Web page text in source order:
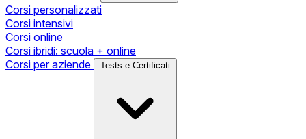
Corsi personalizzati
Corsi intensivi
Corsi online
Corsi ibridi: scuola + online
Corsi per aziende
Tests e Certificati